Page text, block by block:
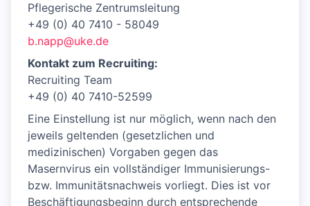
Pflegerische Zentrumsleitung
+49 (0) 40 7410 - 58049
b.napp@uke.de
Kontakt zum Recruiting:
Recruiting Team
+49 (0) 40 7410-52599
Eine Einstellung ist nur möglich, wenn nach den
jeweils geltenden (gesetzlichen und
medizinischen) Vorgaben gegen das
Masernvirus ein vollständiger Immunisierungs-
bzw. Immunitätsnachweis vorliegt. Dies ist vor
Beschäftigungsbeginn durch entsprechende